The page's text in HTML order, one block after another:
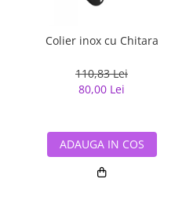
Bijuterii argint placat cu aur
Bijuterii gotice si rock
Bijuterii Handmade
Bijuterii fantezie
Bijuterii tungsten
Colier inox cu Chitara
110,83 Lei
80,00 Lei
ADAUGA IN COS